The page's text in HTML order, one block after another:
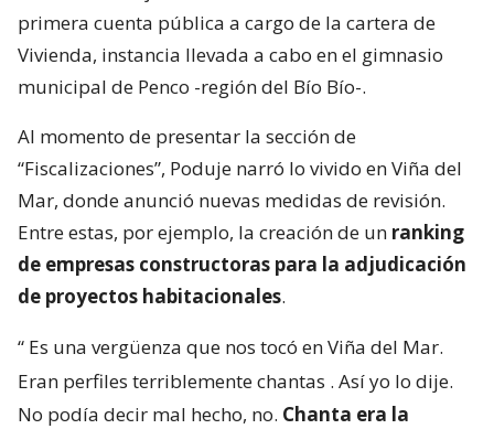
primera cuenta pública a cargo de la cartera de
Vivienda, instancia llevada a cabo en el gimnasio
municipal de Penco -región del Bío Bío-.
Al momento de presentar la sección de
“Fiscalizaciones”, Poduje narró lo vivido en Viña del
Mar, donde anunció nuevas medidas de revisión.
Entre estas, por ejemplo, la creación de un ranking
de empresas constructoras para la adjudicación
de proyectos habitacionales.
“ Es una vergüenza que nos tocó en Viña del Mar.
Eran perfiles terriblemente chantas . Así yo lo dije.
No podía decir mal hecho, no. Chanta era la